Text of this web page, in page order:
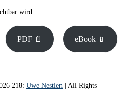
wird.
PDF 📄 eBook 📱
218: Uwe Nestlen | All Rights